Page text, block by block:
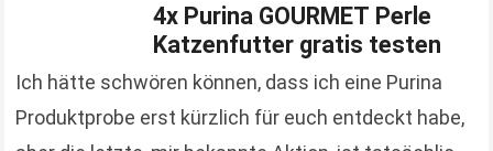
4x Purina GOURMET Perle
Katzenfutter gratis testen
Ich hätte schwören können, dass ich eine Purina
Produktprobe erst kürzlich für euch entdeckt habe,